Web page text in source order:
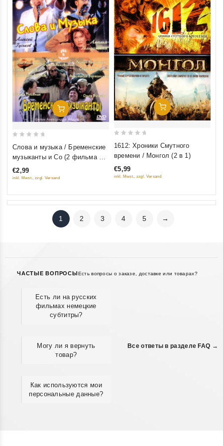
Добавить В Корзину
5
Слова и музыка / Бременские
музыканты и Co (2 фильма на
1 диске)
€2,99
inkl. Mwst., zzgl. Versand
Добавить В Корзину
5
1612: Хроники Смутного
времени / Монгол (2 в 1)
€5,99
inkl. Mwst., zzgl. Versand
1 2 3 4 5 →
ЧАСТЫЕ ВОПРОСЫЕсть вопросы о заказе, доставке или товарах?
Есть ли на русских
фильмах немецкие
субтитры?
Могу ли я вернуть
товар?
Как используются мои
персональные данные?
Все ответы в разделе FAQ →